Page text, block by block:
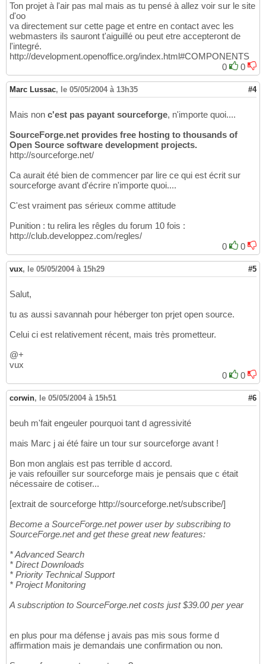
Ton projet à l'air pas mal mais as tu pensé à allez voir sur le site
d'oo
va directement sur cette page et entre en contact avec les
webmasters ils sauront t'aiguillé ou peut etre accepteront de
l'integré.
http://development.openoffice.org/index.html#COMPONENTS
0
0
Marc Lussac, le 05/05/2004 à 13h35 #4
Mais non c'est pas payant sourceforge, n'importe quoi....
SourceForge.net provides free hosting to thousands of
Open Source software development projects.
http://sourceforge.net/
Ca aurait été bien de commencer par lire ce qui est écrit sur
sourceforge avant d'écrire n'importe quoi....
C'est vraiment pas sérieux comme attitude
Punition : tu relira les rêgles du forum 10 fois :
http://club.developpez.com/regles/
0
0
vux, le 05/05/2004 à 15h29 #5
Salut,
tu as aussi savannah pour héberger ton prjet open source.
Celui ci est relativement récent, mais très prometteur.
@+
vux
0
0
corwin, le 05/05/2004 à 15h51 #6
beuh m'fait engeuler pourquoi tant d agressivité
mais Marc j ai été faire un tour sur sourceforge avant !
Bon mon anglais est pas terrible d accord.
je vais refouiller sur sourceforge mais je pensais que c était
nécessaire de cotiser...
[extrait de sourceforge http://sourceforge.net/subscribe/]
Become a SourceForge.net power user by subscribing to
SourceForge.net and get these great new features:
* Advanced Search
* Direct Downloads
* Priority Technical Support
* Project Monitoring
A subscription to SourceForge.net costs just $39.00 per year
en plus pour ma défense j avais pas mis sous forme d
affirmation mais je demandais une confirmation ou non.